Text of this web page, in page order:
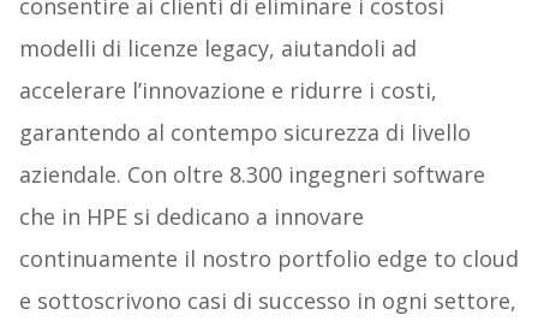
consentire ai clienti di eliminare i costosi
modelli di licenze legacy, aiutandoli ad
accelerare l’innovazione e ridurre i costi,
garantendo al contempo sicurezza di livello
aziendale. Con oltre 8.300 ingegneri software
che in HPE si dedicano a innovare
continuamente il nostro portfolio edge to cloud
e sottoscrivono casi di successo in ogni settore,